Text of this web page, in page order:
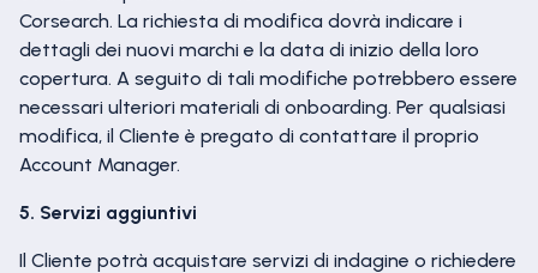
Corsearch. La richiesta di modifica dovrà indicare i
dettagli dei nuovi marchi e la data di inizio della loro
copertura. A seguito di tali modifiche potrebbero essere
necessari ulteriori materiali di onboarding. Per qualsiasi
modifica, il Cliente è pregato di contattare il proprio
Account Manager.
5. Servizi aggiuntivi
Il Cliente potrà acquistare servizi di indagine o richiedere